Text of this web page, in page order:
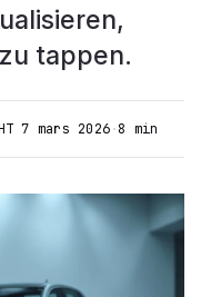
tappen.
7 mars 2026·8 min